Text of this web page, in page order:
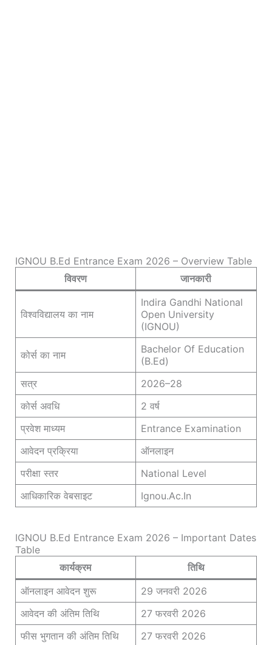
IGNOU B.Ed Entrance Exam 2026 – Overview Table
विवरण
जानकारी
विश्वविद्यालय का नाम
Indira Gandhi National
Open University
(IGNOU)
कोर्स का नाम
Bachelor Of Education
(B.Ed)
सत्र
2026–28
कोर्स अवधि
2 वर्ष
प्रवेश माध्यम
Entrance Examination
आवेदन प्रक्रिया
ऑनलाइन
परीक्षा स्तर
National Level
आधिकारिक वेबसाइट
Ignou.ac.in
IGNOU B.Ed Entrance Exam 2026 – Important Dates
Table
कार्यक्रम
तिथि
ऑनलाइन आवेदन शुरू
29 जनवरी 2026
आवेदन की अंतिम तिथि
27 फरवरी 2026
फीस भुगतान की अंतिम तिथि
27 फरवरी 2026